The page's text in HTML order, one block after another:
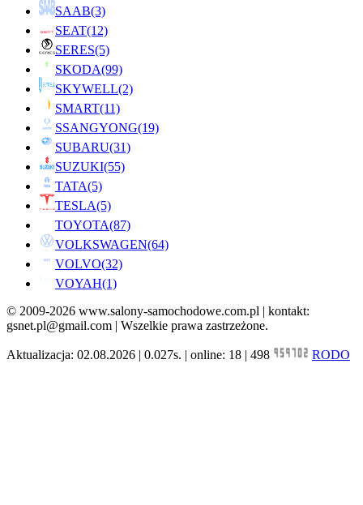
SAAB(3)
SEAT(12)
SERES(5)
SKODA(99)
SKYWELL(2)
SMART(11)
SSANGYONG(19)
SUBARU(31)
SUZUKI(55)
TATA(5)
TESLA(5)
TOYOTA(87)
VOLKSWAGEN(64)
VOLVO(32)
VOYAH(1)
© 2009-2026 www.salony-samochodowe.com.pl | kontakt:
gsnet.pl@gmail.com | Wszelkie prawa zastrzeżone.
Aktualizacja: 02.08.2026 | 0.027s. | online: 18 | 498 RODO